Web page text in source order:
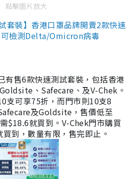
點擊圖片放大
套裝】香港口罩品牌開賣2款快速
檢測Delta/Omicron病毒
有售6款快速測試套裝，包括香港
、Safecare、及V-Chek。
支可享75折，而門市則10支8
及Goldsite，售價低至
$18.6就買到。V-Chek門市購買
到，數量有限，售完即止。